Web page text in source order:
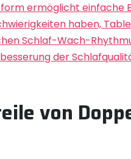
ermöglicht einfache
haben,
Schlaf-Wach-
der
von